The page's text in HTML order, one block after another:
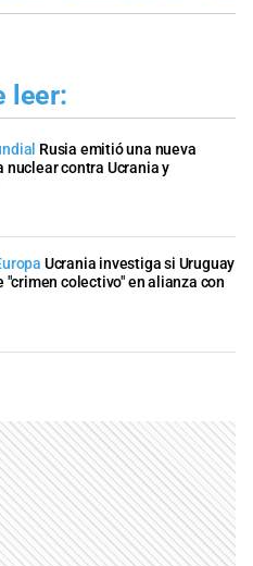
leer:
Rusia emitió una nueva
nuclear contra Ucrania y
Ucrania investiga si Uruguay
"crimen colectivo" en alianza con